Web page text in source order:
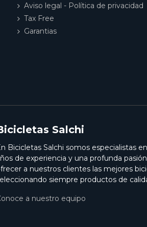
Aviso legal - Política de privacidad
Tax Free
Garantias
Salchi
Bicicletas Salchi somos especialistas
de experiencia y una profunda
a nuestros clientes las mejores
siempre productos de
a nuestro equipo